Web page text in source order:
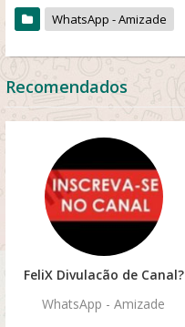
WhatsApp - Amizade
Recomendados
FeliX Divulacão de Canal?
WhatsApp - Amizade